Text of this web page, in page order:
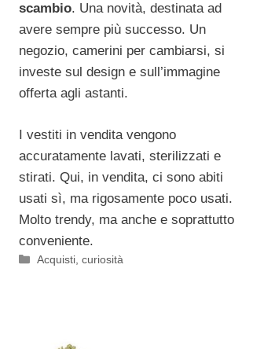
scambio. Una novità, destinata ad
avere sempre più successo. Un
negozio, camerini per cambiarsi, si
investe sul design e sull’immagine
offerta agli astanti.
I vestiti in vendita vengono
accuratamente lavati, sterilizzati e
stirati. Qui, in vendita, ci sono abiti
usati sì, ma rigosamente poco usati.
Molto trendy, ma anche e soprattutto
conveniente.
Categorie
Acquisti ,curiosità